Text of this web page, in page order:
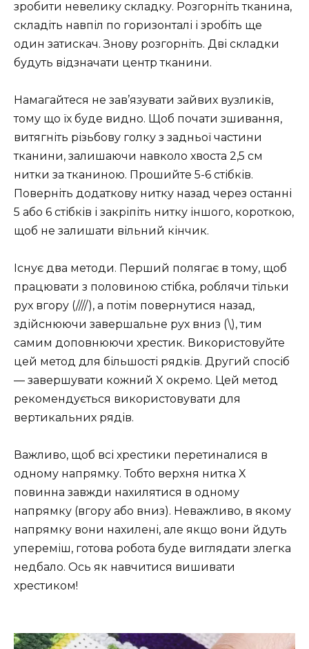
зробити невелику складку. Розгорніть тканина,
складіть навпіл по горизонталі і зробіть ще
один затискач. Знову розгорніть. Дві складки
будуть відзначати центр тканини.
Намагайтеся не зав’язувати зайвих вузликів,
тому що їх буде видно. Щоб почати зшивання,
витягніть різьбову голку з задньої частини
тканини, залишаючи навколо хвоста 2,5 см
нитки за тканиною. Прошийте 5-6 стібків.
Поверніть додаткову нитку назад через останні
5 або 6 стібків і закріпіть нитку іншого, короткою,
щоб не залишати вільний кінчик.
Існує два методи. Перший полягає в тому, щоб
працювати з половиною стібка, роблячи тільки
рух вгору (////), а потім повернутися назад,
здійснюючи завершальне рух вниз (\), тим
самим доповнюючи хрестик. Використовуйте
цей метод для більшості рядків. Другий спосіб
— завершувати кожний X окремо. Цей метод
рекомендується використовувати для
вертикальних рядів.
Важливо, щоб всі хрестики перетиналися в
одному напрямку. Тобто верхня нитка X
повинна завжди нахилятися в одному
напрямку (вгору або вниз). Неважливо, в якому
напрямку вони нахилені, але якщо вони йдуть
упереміш, готова робота буде виглядати злегка
недбало. Ось як навчитися вишивати
хрестиком!